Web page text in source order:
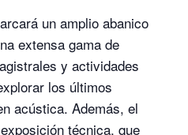
un amplio abanico
extensa gama de
y actividades
los últimos
acústica. Además, el
técnica, que